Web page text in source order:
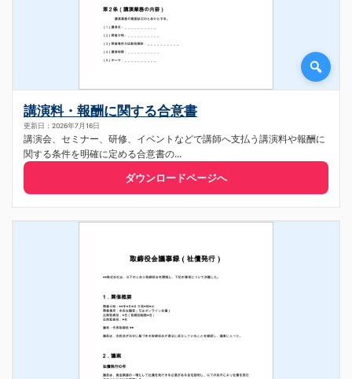
講演料・報酬に関する合意書
更新日：2026年7月16日
講演会、セミナー、研修、イベントなどで講師へ支払う講演料や報酬に
関する条件を明確に定める合意書の...
ダウンロードページへ